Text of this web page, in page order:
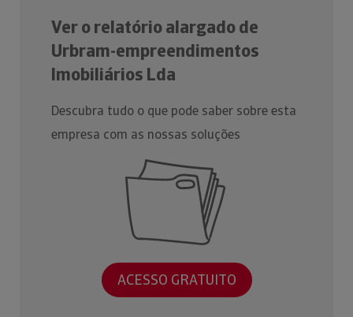
Ver o relatório alargado de
Urbram-empreendimentos
Imobiliários Lda
Descubra tudo o que pode saber sobre esta
empresa com as nossas soluções
ACESSO GRATUITO